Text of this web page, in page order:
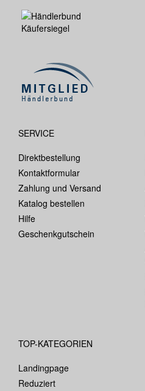
SERVICE
Direktbestellung
Kontaktformular
Zahlung und Versand
Katalog bestellen
Hilfe
Geschenkgutschein
TOP-KATEGORIEN
Landingpage
Reduziert